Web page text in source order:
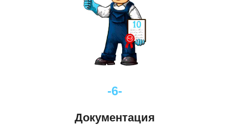
-6-
Документация